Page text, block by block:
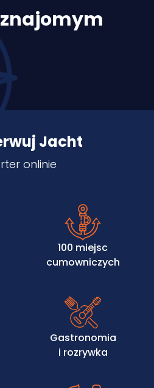
Jacht
onlinie
100 miejsc
cumowniczych
Gastronomia
i rozrywka